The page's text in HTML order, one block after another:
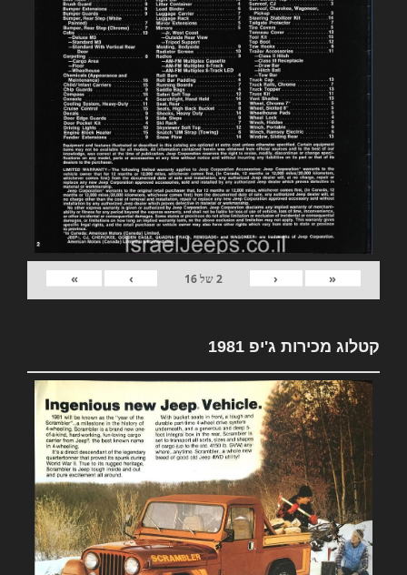
«
‹
2של16
›
»
קטלוג מכירות ג'יפ 1981